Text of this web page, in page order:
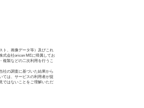
ト、画像データ等）及びこれ
式会社oricon MEに帰属してお
複製などの二次利用を行うこ
社の調査に基づいた結果から
ては、サービスの利用者が提
ではないことをご理解いただ